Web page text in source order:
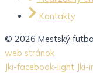
Kontakty
© 2026 Mestský
web stránok
Jki-facebook-light